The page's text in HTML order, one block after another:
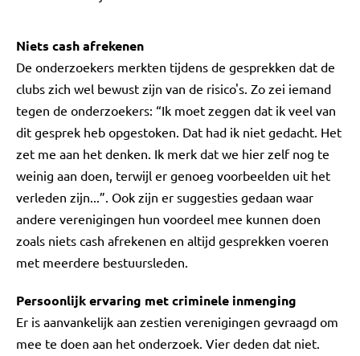
Niets cash afrekenen
De onderzoekers merkten tijdens de gesprekken dat de
clubs zich wel bewust zijn van de risico's. Zo zei iemand
tegen de onderzoekers: “Ik moet zeggen dat ik veel van
dit gesprek heb opgestoken. Dat had ik niet gedacht. Het
zet me aan het denken. Ik merk dat we hier zelf nog te
weinig aan doen, terwijl er genoeg voorbeelden uit het
verleden zijn...”. Ook zijn er suggesties gedaan waar
andere verenigingen hun voordeel mee kunnen doen
zoals niets cash afrekenen en altijd gesprekken voeren
met meerdere bestuursleden.
Persoonlijk ervaring met criminele inmenging
Er is aanvankelijk aan zestien verenigingen gevraagd om
mee te doen aan het onderzoek. Vier deden dat niet.